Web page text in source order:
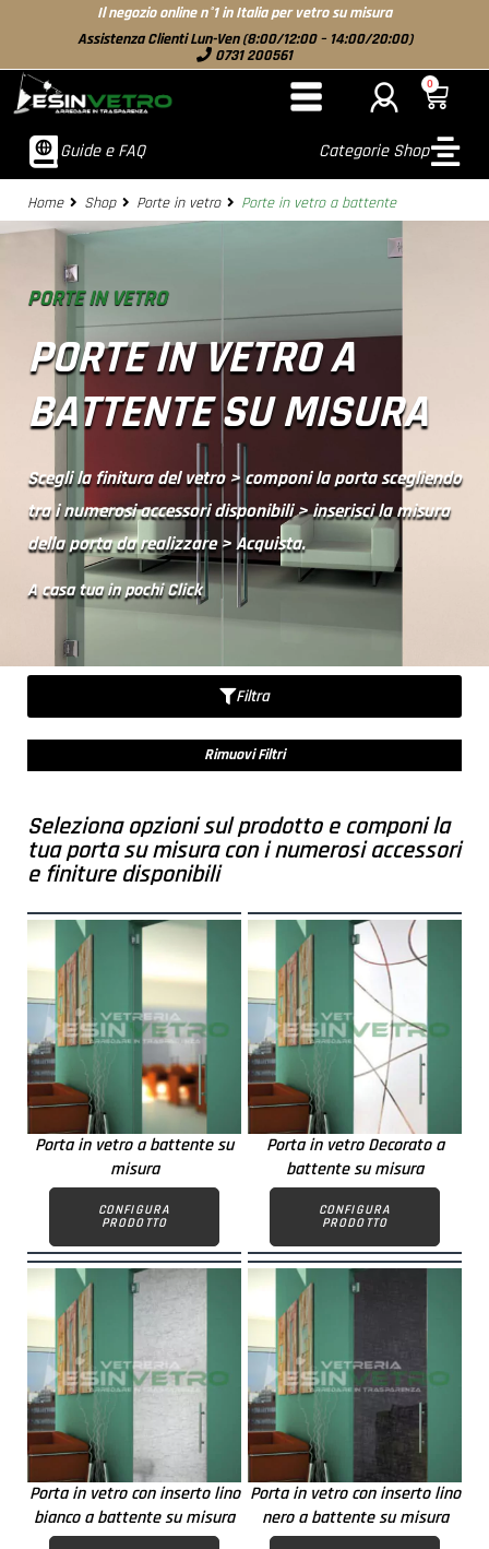
Il negozio online n°1 in Italia per vetro su misura
Assistenza Clienti Lun-Ven (8:00/12:00 – 14:00/20:00)
0731 200561
0
Guide e FAQ Categorie Shop
Home Shop Porte in vetro Porte in vetro a battente
PORTE IN VETRO
PORTE IN VETRO A
BATTENTE SU MISURA
Scegli la finitura del vetro > componi la porta scegliendo
tra i numerosi accessori disponibili > inserisci la misura
della porta da realizzare > Acquista.
A casa tua in pochi Click
Filtra
Rimuovi Filtri
Seleziona opzioni sul prodotto e componi la
tua porta su misura con i numerosi accessori
e finiture disponibili
Porta in vetro a battente su
misura
CONFIGURA
PRODOTTO
Porta in vetro Decorato a
battente su misura
CONFIGURA
PRODOTTO
Porta in vetro con inserto lino
bianco a battente su misura
Porta in vetro con inserto lino
nero a battente su misura